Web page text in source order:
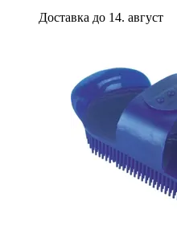
Доставка до 14. август